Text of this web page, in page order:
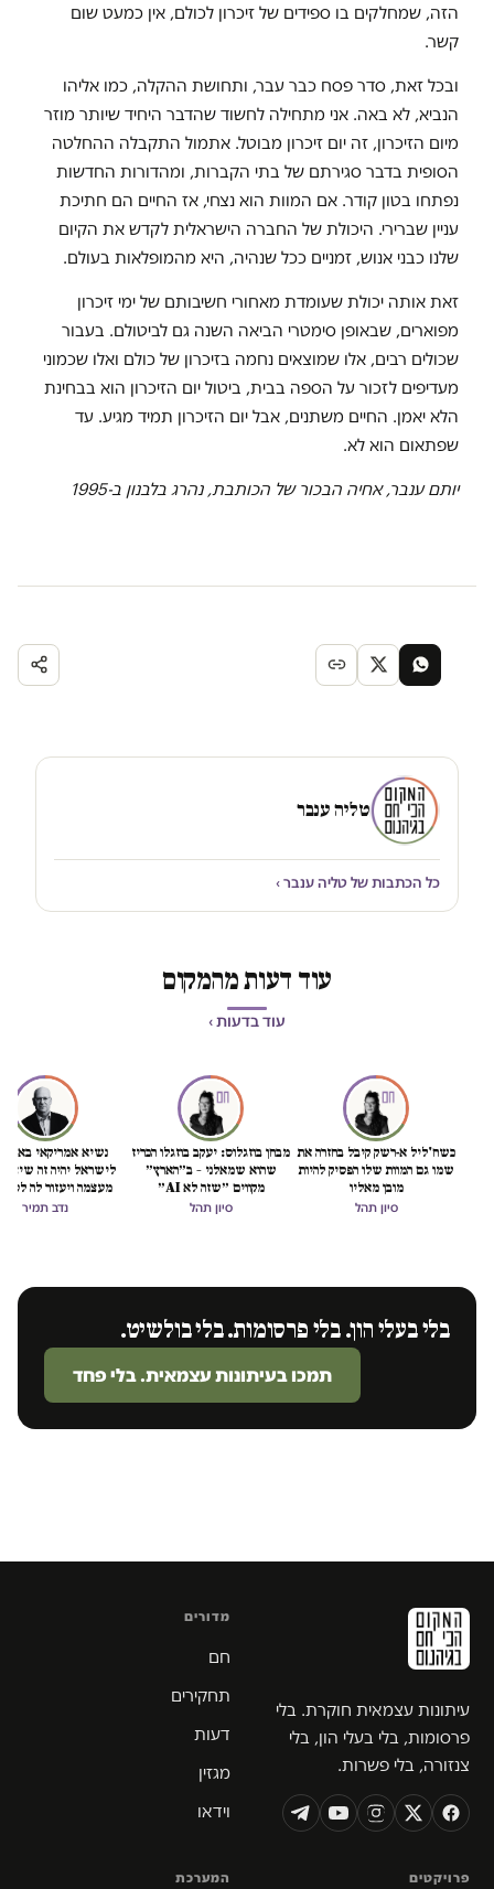
הזה, שמחלקים בו ספידים של זיכרון לכולם, אין כמעט שום
קשר.
ובכל זאת, סדר פסח כבר עבר, ותחושת ההקלה, כמו אליהו
הנביא, לא באה. אני מתחילה לחשוד שהדבר היחיד שיותר מוזר
מיום הזיכרון, זה יום זיכרון מבוטל. אתמול התקבלה ההחלטה
הסופית בדבר סגירתם של בתי הקברות, ומהדורות החדשות
נפתחו בטון קודר. אם המוות הוא נצחי, אז החיים הם חתיכת
עניין שברירי. היכולת של החברה הישראלית לקדש את הקיום
שלנו כבני אנוש, זמניים ככל שנהיה, היא מהמופלאות בעולם.
זאת אותה יכולת שעומדת מאחורי חשיבותם של ימי זיכרון
מפוארים, שבאופן סימטרי הביאה השנה גם לביטולם. בעבור
שכולים רבים, אלו שמוצאים נחמה בזיכרון של כולם ואלו שכמוני
מעדיפים לזכור על הספה בבית, ביטול יום הזיכרון הוא בבחינת
הלא יאמן. החיים משתנים, אבל יום הזיכרון תמיד מגיע. עד
שפתאום הוא לא.
יותם ענבר, אחיה הבכור של הכותבת, נהרג בלבנון ב-1995
טליה ענבר
כל הכתבות של טליה ענבר ›
עוד דעות מהמקום
עוד בדעות ›
כשח'ליל א-רשק קיבל בחזרה את
שמו גם המוות שלו הפסיק להיות
מובן מאליו
סיון תהל
מבחן בוזגלוס: יעקב בוזגלו הכריז
שהוא שמאלני – ב״הארץ״
מקווים ״שזה לא AI״
סיון תהל
נשיא אמריקאי באמת
לישראל יהיה זה
מעצמה ויעזור לה
הכיבוש
נדב תמיר
בלי בעלי הון. בלי פרסומות. בלי בולשיט.
תמכו בעיתונות עצמאית. בלי פחד
עיתונות עצמאית חוקרת. בלי
פרסומות, בלי בעלי הון, בלי
צנזורה, בלי פשרות.
מדורים
חם
תחקירים
דעות
מגזין
וידאו
פרויקטים המערכת